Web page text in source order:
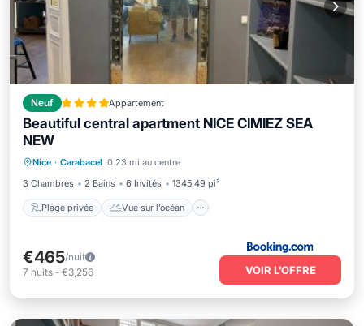
Neuf Appartement
Beautiful central apartment NICE CIMIEZ SEA
NEW
Nice · Carabacel 0.23 mi au centre
3 Chambres
2 Bains 6 Invités 1345.49 pi²
Plage privée Vue sur l’océan
Balcon/Terrasse
€465/nuit
7 nuits - €3,256 VOIR L’OFFRE